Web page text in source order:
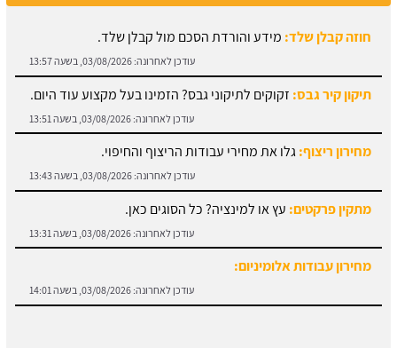
עודכן לאחרונה: 03/08/2026, בשעה 13:57
תיקון קיר גבס:זקוקים לתיקוני גבס? הזמינו בעל מקצוע עוד היום.
עודכן לאחרונה:03/08/2026, בשעה 13:51
מחירון ריצוף:גלו את מחירי עבודות הריצוף והחיפוי.
עודכן לאחרונה:03/08/2026, בשעה 13:43
מתקין פרקטים:עץ או למינציה? כל הסוגים כאן.
עודכן לאחרונה: 03/08/2026, בשעה 13:31
מחירון עבודות אלומיניום: